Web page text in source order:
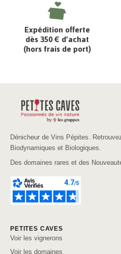
Expédition offerte
dès 350 € d’achat
(hors frais de port)
Dénicheur de Vins Pépites.
Biodynamiques et Biologiques.
Des domaines rares et des
PETITES CAVES
Voir les vignerons
Voir les domaines